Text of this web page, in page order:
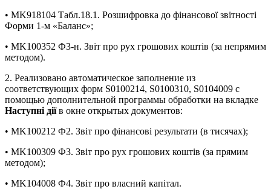
• MK918104 Табл.18.1. Розшифровка до фінансової звітності
Форми 1-м «Баланс»;
• MK100352 Ф3-н. Звiт про рух грошових коштiв (за непрямим
методом).
2. Реализовано автоматическое заполнение из
соответствующих форм S0100214, S0100310, S0104009 с
помощью дополнительной программы обработки на вкладке
Наступні діїв окне открытых документов:
• MK100212 Ф2. Звіт про фінансові результати (в тисячах);
• MK100309 Ф3. Звiт про рух грошових коштiв (за прямим
методом);
• MK104008 Ф4. Звіт про власний капітал.